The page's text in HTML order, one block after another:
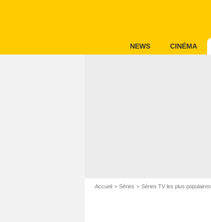
NEWS CINÉMA
Accueil Séries Séries TV les plus populaires